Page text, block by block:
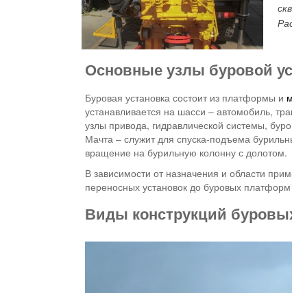
Основные узлы буровой
Буровая установка состоит из платформы и
устанавливается на шасси – автомобиль,
узлы привода, гидравлической системы,
Мачта – служит для спуска-подъема
вращение на бурильную колонну с долотом.
В зависимости от назначения и области
переносных установок до буровых
Виды конструкций